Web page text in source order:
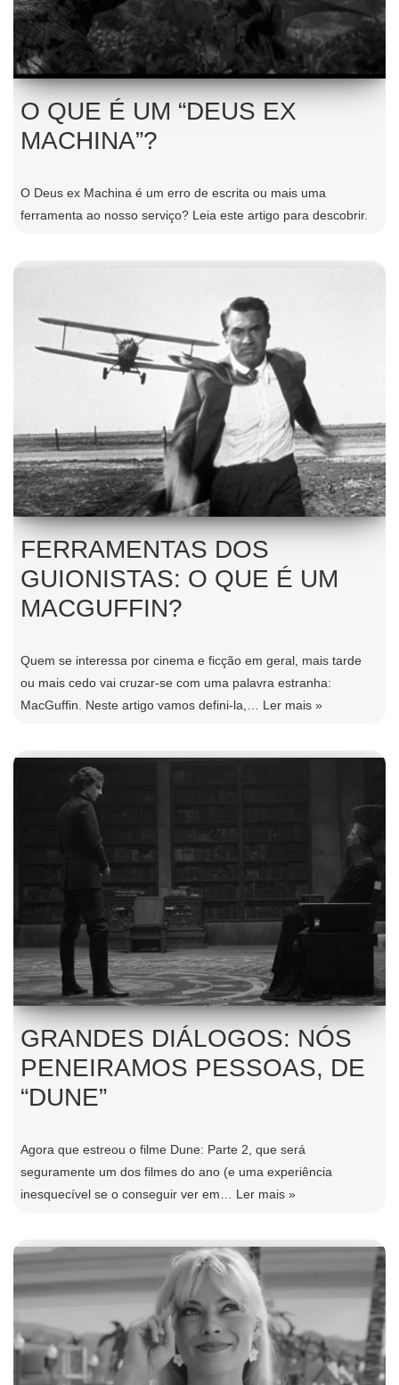
O QUE É UM “DEUS EX
MACHINA”?
O Deus ex Machina é um erro de escrita ou mais uma
ferramenta ao nosso serviço? Leia este artigo para descobrir.
FERRAMENTAS DOS
GUIONISTAS: O QUE É UM
MACGUFFIN?
Quem se interessa por cinema e ficção em geral, mais tarde
ou mais cedo vai cruzar-se com uma palavra estranha:
MacGuffin. Neste artigo vamos defini-la,… Ler mais »
GRANDES DIÁLOGOS: NÓS
PENEIRAMOS PESSOAS, DE
“DUNE”
Agora que estreou o filme Dune: Parte 2, que será
seguramente um dos filmes do ano (e uma experiência
inesquecível se o conseguir ver em… Ler mais »